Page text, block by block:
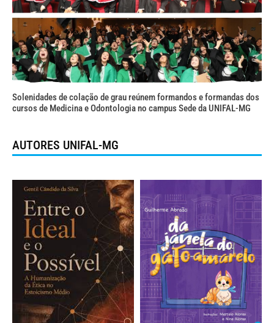
Solenidades de colação de grau reúnem formandos e formandas dos
cursos de Medicina e Odontologia no campus Sede da UNIFAL-MG
AUTORES UNIFAL-MG